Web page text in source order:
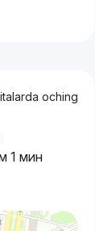
oching
1 мин